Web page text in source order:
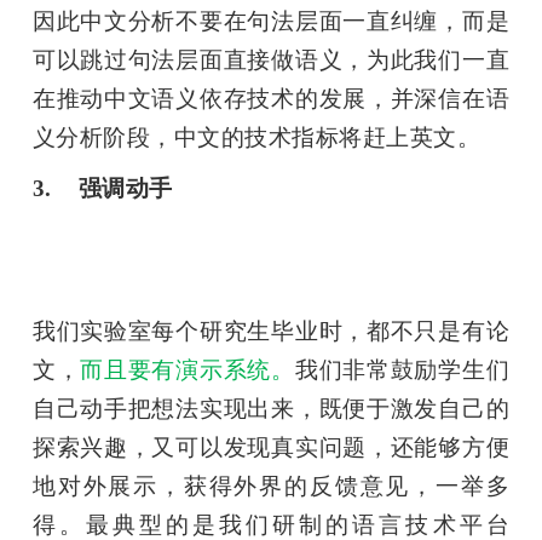
因此中文分析不要在句法层面一直纠缠，而是
可以跳过句法层面直接做语义，为此我们一直
在推动中文语义依存技术的发展，并深信在语
义分析阶段，中文的技术指标将赶上英文。
3.    强调动手
我们实验室每个研究生毕业时，都不只是有论
文，而且要有演示系统。 我们非常鼓励学生们
自己动手把想法实现出来，既便于激发自己的
探索兴趣，又可以发现真实问题，还能够方便
地对外展示，获得外界的反馈意见，一举多
得。最典型的是我们研制的语言技术平台